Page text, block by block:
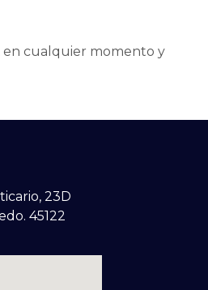
en cualquier momento y
23D
45122